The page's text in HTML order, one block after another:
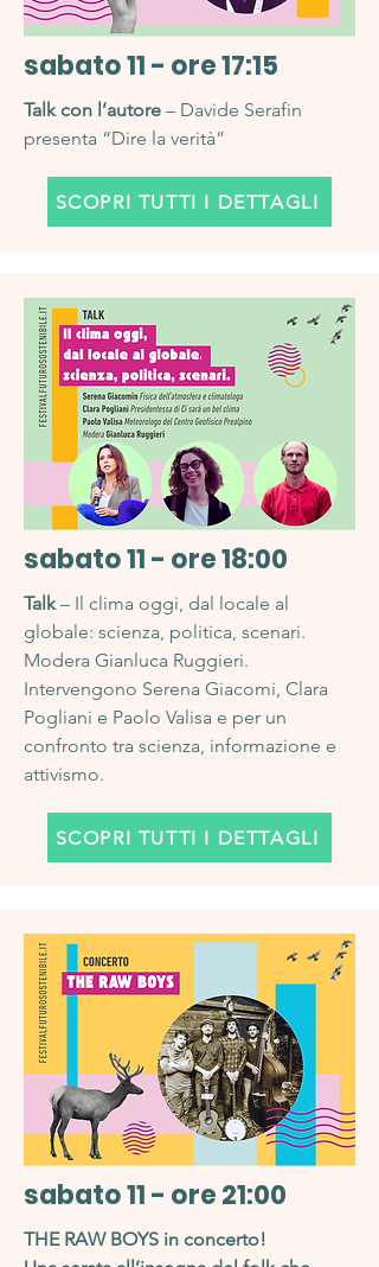
sabato 11 - ore 17:15
Talk con l’autore – Davide Serafin
presenta “Dire la verità”
SCOPRI TUTTI I DETTAGLI
sabato 11 - ore 18:00
Talk– Il clima oggi, dal locale al
globale: scienza, politica, scenari.
Modera Gianluca Ruggieri.
Intervengono Serena Giacomi, Clara
Pogliani e Paolo Valisa e per un
confronto tra scienza, informazione e
attivismo.
SCOPRI TUTTI I DETTAGLI
sabato 11 - ore 21:00
THE RAW BOYS in concerto!